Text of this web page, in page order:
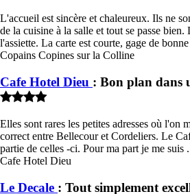
L'accueil est sincère et chaleureux. Ils ne
de la cuisine à la salle et tout se passe
l'assiette. La carte est courte, gage de
Copains Copines sur la Colline
Cafe Hotel Dieu : Bon plan dans
Elles sont rares les petites adresses où l'on
correct entre Bellecour et Cordeliers. Le
partie de celles -ci. Pour ma part je me suis
Cafe Hotel Dieu
Le Decale : Tout simplement